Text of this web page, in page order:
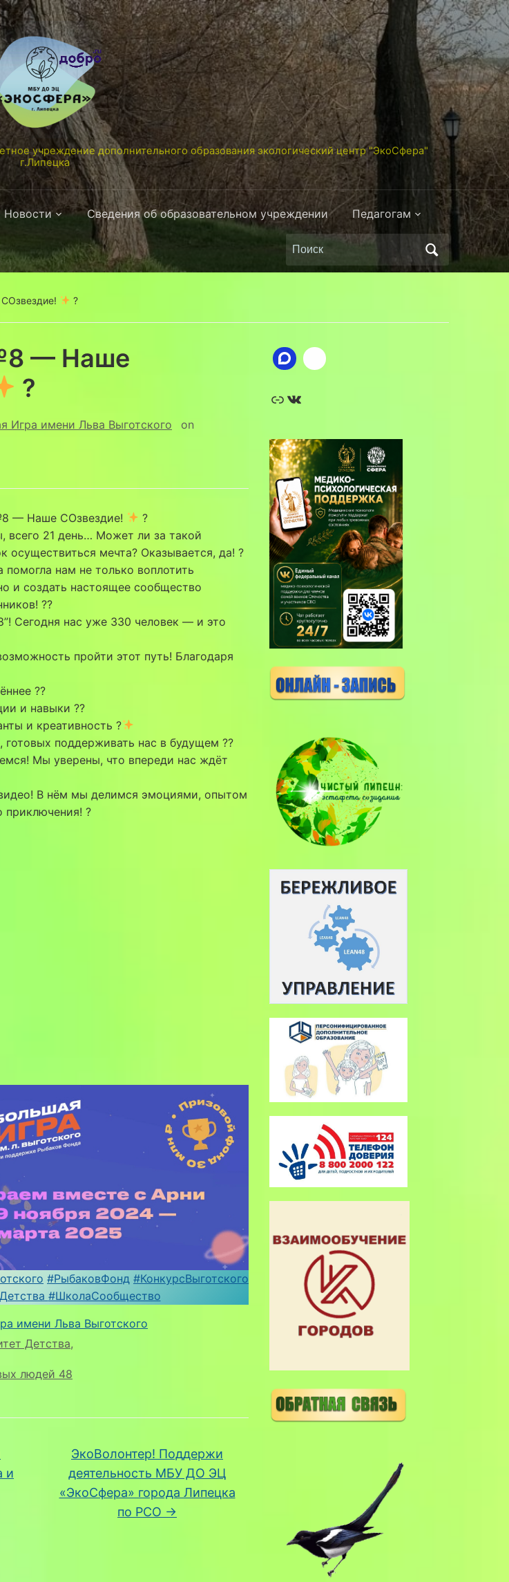
учреждение дополнительного образования экологический центр "ЭкоСфера"
г.Липецка
Новости Сведения об образовательном учреждении Педагогам
Поиск
по:
?
— Наше
?
Игра имени Льва Выготского on
— Наше СОзвездие!
?
всего 21 день… Может ли за такой
осуществиться мечта? Оказывается, да! ?
помогла нам не только воплотить
и создать настоящее сообщество
??
Сегодня нас уже 330 человек — и это
пройти этот путь! Благодаря
??
и навыки ??
и креативность ?
поддерживать нас в будущем ??
Мы уверены, что впереди нас ждёт
В нём мы делимся эмоциями, опытом
приключения! ?
#РыбаковФонд #КонкурсВыготского
#ШколаСообщество
имени Льва Выготского
Детства,
людей 48
и
ЭкоВолонтер! Поддержи
деятельность МБУ ДО ЭЦ
«ЭкоСфера» города Липецка
по РСО →
Ссылка